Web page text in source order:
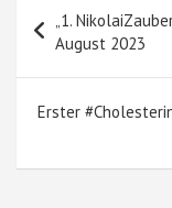
„1.
August 2023
Erster